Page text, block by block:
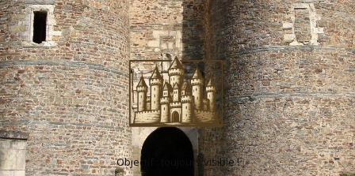
Objectif : toujours visible !